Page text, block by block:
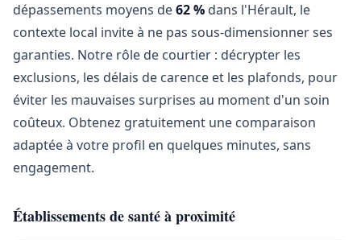
dépassements moyens de62 % dans l'Hérault, le
contexte local invite à ne pas sous-dimensionner ses
garanties. Notre rôle de courtier : décrypter les
exclusions, les délais de carence et les plafonds, pour
éviter les mauvaises surprises au moment d'un soin
coûteux. Obtenez gratuitement une comparaison
adaptée à votre profil en quelques minutes, sans
engagement.
Établissements de santé à proximité